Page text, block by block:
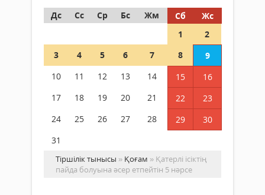
Дс
Сс Ср Бс Жм Сб
Жс
1
2
3
4 5 6 7 8
9
10
11 12 13 14 15
16
17
18 19 20 21 22
23
24
25 26 27 28 29
30
31
Тіршілік тынысы » Қоғам » Қатерлі ісіктің
пайда болуына әсер етпейтін 5 нәрсе